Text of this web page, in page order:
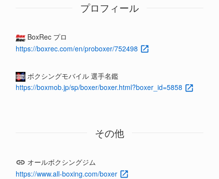
プロフィール
BoxRec プロ
https://boxrec.com/en/proboxer/752498
ボクシングモバイル 選手名鑑
https://boxmob.jp/sp/boxer/boxer.html?boxer_id=5858
その他
オールボクシングジム
https://www.all-boxing.com/boxer